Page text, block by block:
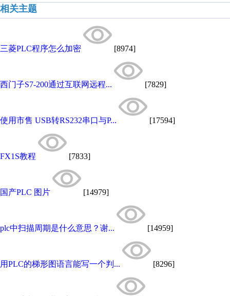
相关主题
三菱PLC程序怎么加密 [8974]
西门子S7-200通过互联网远程... [7829]
使用市售 USB转RS232串口与P... [17594]
FX1S教程 [7833]
国产PLC 图片 [14979]
plc中扫描周期是什么意思？谢... [14959]
用PLC的梯形图语言能写一个判... [8296]